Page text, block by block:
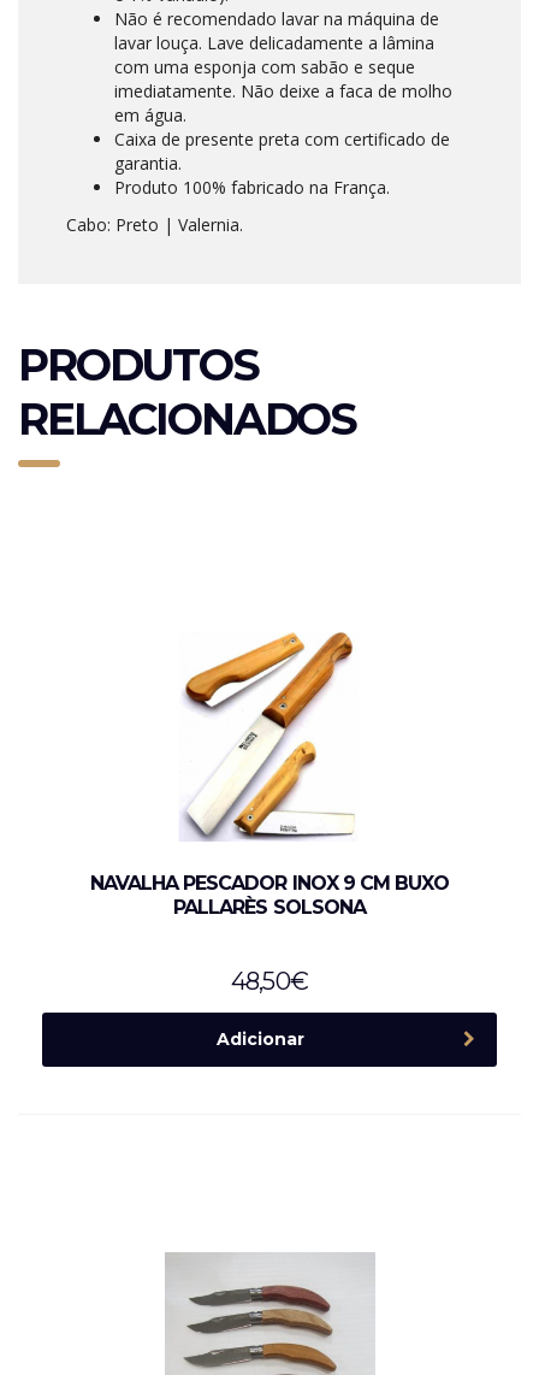
Não é recomendado lavar na máquina de
lavar louça. Lave delicadamente a lâmina
com uma esponja com sabão e seque
imediatamente. Não deixe a faca de molho
em água.
Caixa de presente preta com certificado de
garantia.
Produto 100% fabricado na França.
Cabo: Preto | Valernia.
PRODUTOS
RELACIONADOS
NAVALHA PESCADOR INOX 9 CM BUXO
PALLARÈS SOLSONA
48,50€
Adicionar